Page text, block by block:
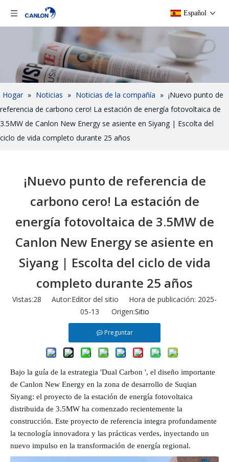
Español
Hogar » Noticias » Noticias de la compañía » ¡Nuevo punto de
referencia de carbono cero! La estación de energía fotovoltaica de
3.5MW de Canlon New Energy se asiente en Siyang | Escolta del
ciclo de vida completo durante 25 años
¡Nuevo punto de referencia de
carbono cero! La estación de
energía fotovoltaica de 3.5MW de
Canlon New Energy se asiente en
Siyang | Escolta del ciclo de vida
completo durante 25 años
Vistas:28 Autor:Editor del sitio Hora de publicación: 2025-
05-13 Origen:Sitio
Preguntar
Bajo la guía de la estrategia 'Dual Carbon ', el diseño importante
de Canlon New Energy en la zona de desarrollo de Suqian
Siyang: el proyecto de la estación de energía fotovoltaica
distribuida de 3.5MW ha comenzado recientemente la
construcción. Este proyecto de referencia integra profundamente
la tecnología innovadora y las prácticas verdes, inyectando un
nuevo impulso en la transformación de energía regional.